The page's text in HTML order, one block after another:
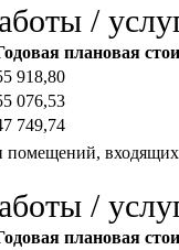
/
плановая
918,80
076,53
749,74
помещений,
/
плановая